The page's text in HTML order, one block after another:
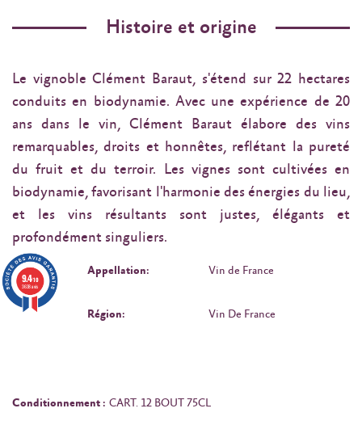
Histoire et origine
Le vignoble Clément Baraut, s'étend sur 22 hectares
conduits en biodynamie. Avec une expérience de 20
ans dans le vin, Clément Baraut élabore des vins
remarquables, droits et honnêtes, reflétant la pureté
du fruit et du terroir. Les vignes sont cultivées en
biodynamie, favorisant l'harmonie des énergies du lieu,
et les vins résultants sont justes, élégants et
profondément singuliers.
Appellation: Vin de France
Région: Vin De France
Conditionnement : CART. 12 BOUT 75CL
9.4/10
3638 avis